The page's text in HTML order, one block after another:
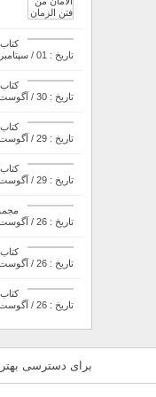
تاریخ : 01 / سپتامبر / 2018
تاریخ : 30 / آگوست / 2018
تاریخ : 29 / آگوست / 2018
کتاب
تاریخ : 29 / آگوست / 2018
تاریخ : 26 / آگوست / 2018
کتاب
تاریخ : 26 / آگوست / 2018
تاریخ : 26 / آگوست / 2018
برای دسترسی